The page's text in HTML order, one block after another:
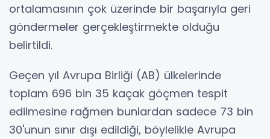
ortalamasının çok üzerinde bir başarıyla geri
göndermeler gerçekleştirmekte olduğu
belirtildi.
Geçen yıl Avrupa Birliği (AB) ülkelerinde
toplam 696 bin 35 kaçak göçmen tespit
edilmesine rağmen bunlardan sadece 73 bin
30'unun sınır dışı edildiği, böylelikle Avrupa